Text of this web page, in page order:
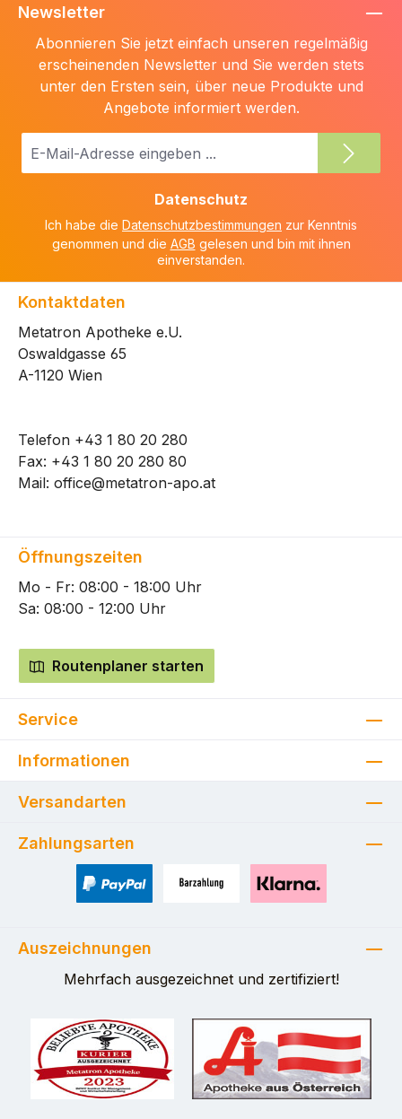
Newsletter
Abonnieren Sie jetzt einfach unseren regelmäßig
erscheinenden Newsletter und Sie werden stets
unter den Ersten sein, über neue Produkte und
Angebote informiert werden.
E-
Datenschutz
Ich habe die Datenschutzbestimmungen zur Kenntnis
genommen und die AGB gelesen und bin mit ihnen
einverstanden.
Kontaktdaten
Metatron Apotheke e.U.
Oswaldgasse 65
A-1120 Wien
Telefon +43 1 80 20 280
Fax: +43 1 80 20 280 80
Mail: office@metatron-apo.at
Öffnungszeiten
Mo - Fr: 08:00 - 18:00 Uhr
Sa: 08:00 - 12:00 Uhr
Routenplaner starten
Service
Informationen
Versandarten
Zahlungsarten
Auszeichnungen
Mehrfach ausgezeichnet und zertifiziert!